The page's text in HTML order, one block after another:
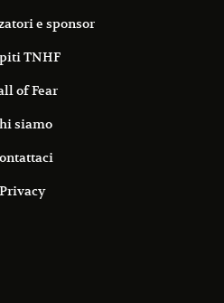
e sponsor
TNHF
of Fear
siamo
Privacy